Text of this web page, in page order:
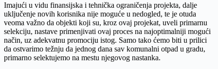
Imajući u vidu finansijska i tehnička ograničenja projekta, dalјe
uklјučenje novih korisnika nije moguće u nedogled, te je otuda
veoma važno da objekti koji su, kroz ovaj projekat, uveli primarnu
selekciju, nastave primenjivati ovaj proces na najoptimalniji mogući
način, uz adekvatnu promociju istog. Samo tako ćemo biti u prilici
da ostvarimo težnju da jednog dana sav komunalni otpad u gradu,
primarno selektujemo na mestu njegovog nastanka.